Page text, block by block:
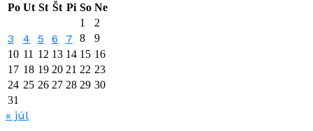
Po Ut St Št Pi So Ne
1
2
3 4 5 6 7 8
9
10 11 12 13 14 15 16
17 18 19 20 21 22 23
24 25 26 27 28 29 30
31
« júl